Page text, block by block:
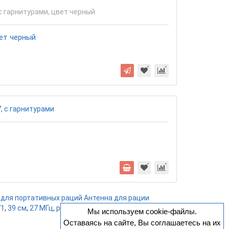
черный
портативных раций Антенна для рации
, 39 см, 27 МГц, разъем BNC купить в Казани AR-
Мы используем cookie-файлы.
Оставаясь на сайте, Вы соглашаетесь на их